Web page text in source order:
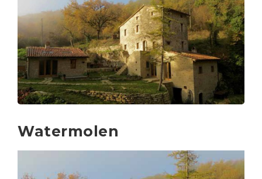
Watermolen